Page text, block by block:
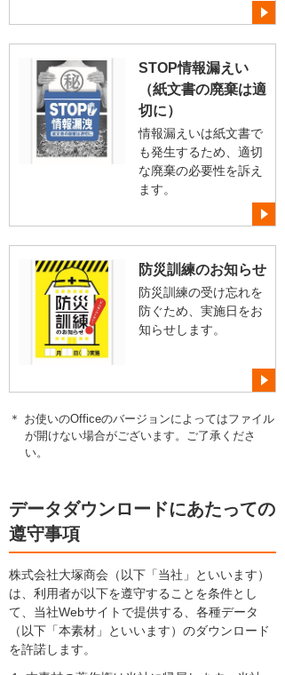
STOP情報漏えい
（紙文書の廃棄は適
切に）
情報漏えいは紙文書で
も発生するため、適切
な廃棄の必要性を訴え
ます。
防災訓練のお知らせ
防災訓練の受け忘れを
防ぐため、実施日をお
知らせします。
＊ お使いのOfficeのバージョンによってはファイル
が開けない場合がございます。ご了承くださ
い。
データダウンロードにあたっての
遵守事項
株式会社大塚商会（以下「当社」といいます）
は、利用者が以下を遵守することを条件とし
て、当社Webサイトで提供する、各種データ
（以下「本素材」といいます）のダウンロード
を許諾します。